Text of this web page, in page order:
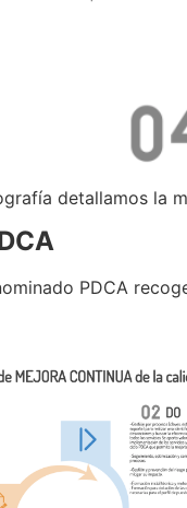
detallamos la
PDCA